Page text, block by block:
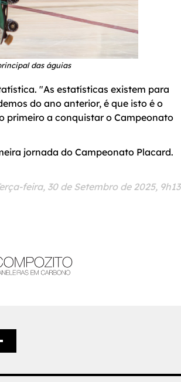
das águias
"As estatísticas existem para
do ano anterior, é que isto é o
primeiro a conquistar o Campeonato
jornada do Campeonato Placard.
feira, 30 de Setembro de 2025, 9h13